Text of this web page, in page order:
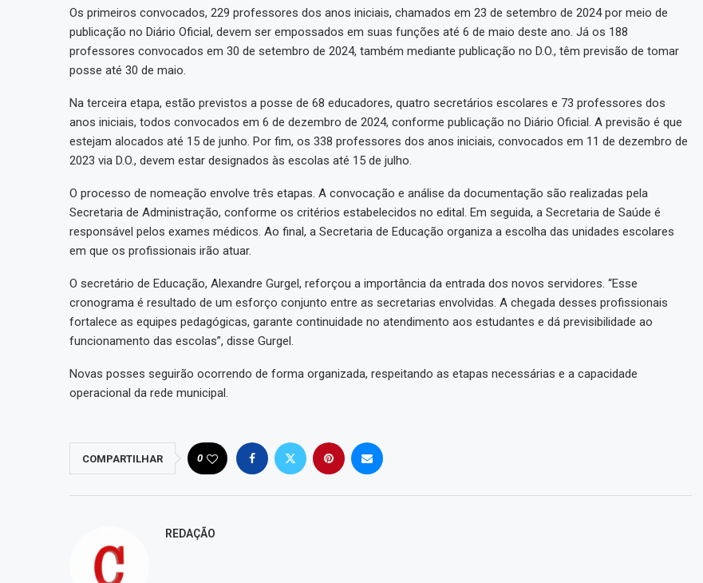
Os primeiros convocados, 229 professores dos anos iniciais, chamados em 23 de setembro de 2024 por meio de
publicação no Diário Oficial, devem ser empossados em suas funções até 6 de maio deste ano. Já os 188
professores convocados em 30 de setembro de 2024, também mediante publicação no D.O., têm previsão de tomar
posse até 30 de maio.
Na terceira etapa, estão previstos a posse de 68 educadores, quatro secretários escolares e 73 professores dos
anos iniciais, todos convocados em 6 de dezembro de 2024, conforme publicação no Diário Oficial. A previsão é que
estejam alocados até 15 de junho. Por fim, os 338 professores dos anos iniciais, convocados em 11 de dezembro de
2023 via D.O., devem estar designados às escolas até 15 de julho.
O processo de nomeação envolve três etapas. A convocação e análise da documentação são realizadas pela
Secretaria de Administração, conforme os critérios estabelecidos no edital. Em seguida, a Secretaria de Saúde é
responsável pelos exames médicos. Ao final, a Secretaria de Educação organiza a escolha das unidades escolares
em que os profissionais irão atuar.
O secretário de Educação, Alexandre Gurgel, reforçou a importância da entrada dos novos servidores. “Esse
cronograma é resultado de um esforço conjunto entre as secretarias envolvidas. A chegada desses profissionais
fortalece as equipes pedagógicas, garante continuidade no atendimento aos estudantes e dá previsibilidade ao
funcionamento das escolas”, disse Gurgel.
Novas posses seguirão ocorrendo de forma organizada, respeitando as etapas necessárias e a capacidade
operacional da rede municipal.
COMPARTILHAR 0
REDAÇÃO